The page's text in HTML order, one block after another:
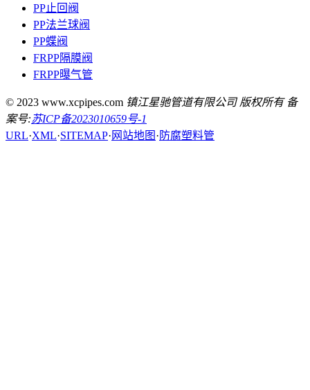
PP止回阀
PP法兰球阀
PP蝶阀
FRPP隔膜阀
FRPP曝气管
© 2023 www.xcpipes.com 镇江星驰管道有限公司 版权所有 备
案号:苏ICP备2023010659号-1
URL·XML·SITEMAP· 网站地图 · 防腐塑料管